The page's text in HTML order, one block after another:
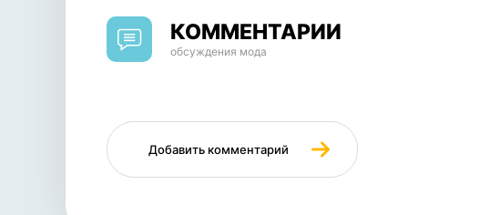
КОММЕНТАРИИ
обсуждения мода
Добавить комментарий